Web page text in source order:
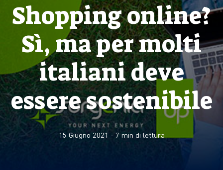
Shopping online?
Sì, ma per molti
italiani deve
essere sostenibile
15 Giugno 2021 - 7 min di lettura